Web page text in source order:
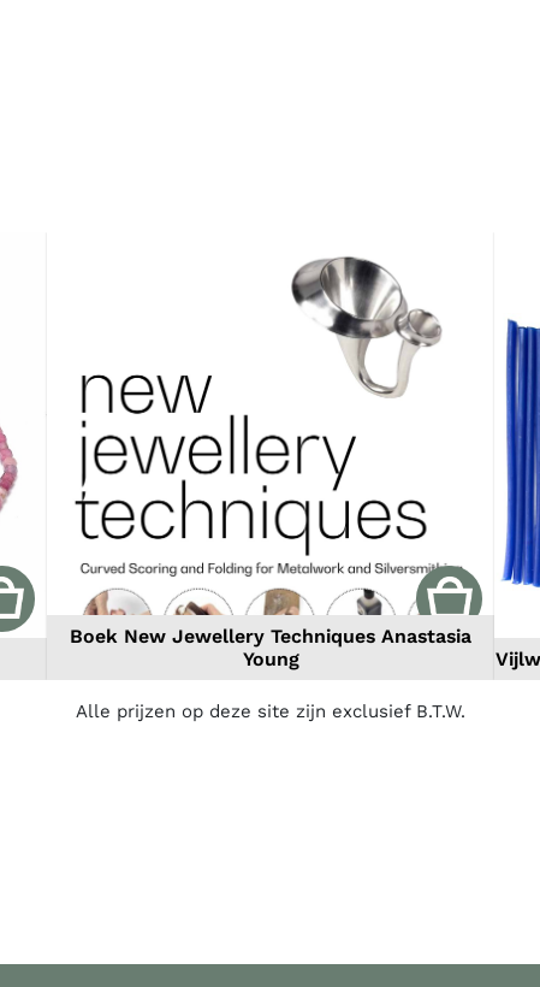
Boek New Jewellery Techniques Anastasia
Young
Alle prijzen op deze site zijn exclusief B.T.W.